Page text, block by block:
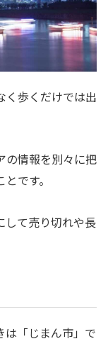
く歩くだけでは出
の情報を別々に把
です。
して売り切れや長
は「じまん市」で